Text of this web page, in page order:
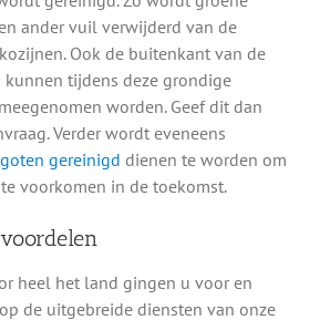
ander vuil verwijderd van de
Ook de buitenkant van de
tijdens deze grondige
worden. Geef dit dan
Verder wordt eveneens
gereinigd dienen te worden om
voorkomen in de toekomst.
heel het land gingen u voor en
de uitgebreide diensten van onze